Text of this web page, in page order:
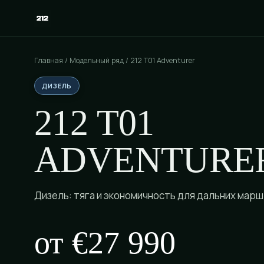
Главная / Модельный ряд / 212 T01 Adventurer
ДИЗЕЛЬ
212 T01
Дизель: тяга и экономичность для дальних
от €27 990